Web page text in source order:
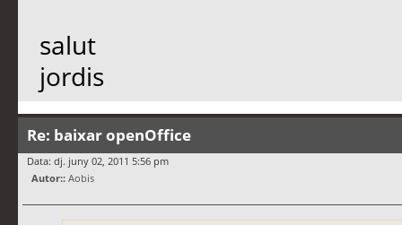
salut
jordis
Re: baixar openOffice
Data: dj. juny 02, 2011 5:56 pm
Autor:: Aobis